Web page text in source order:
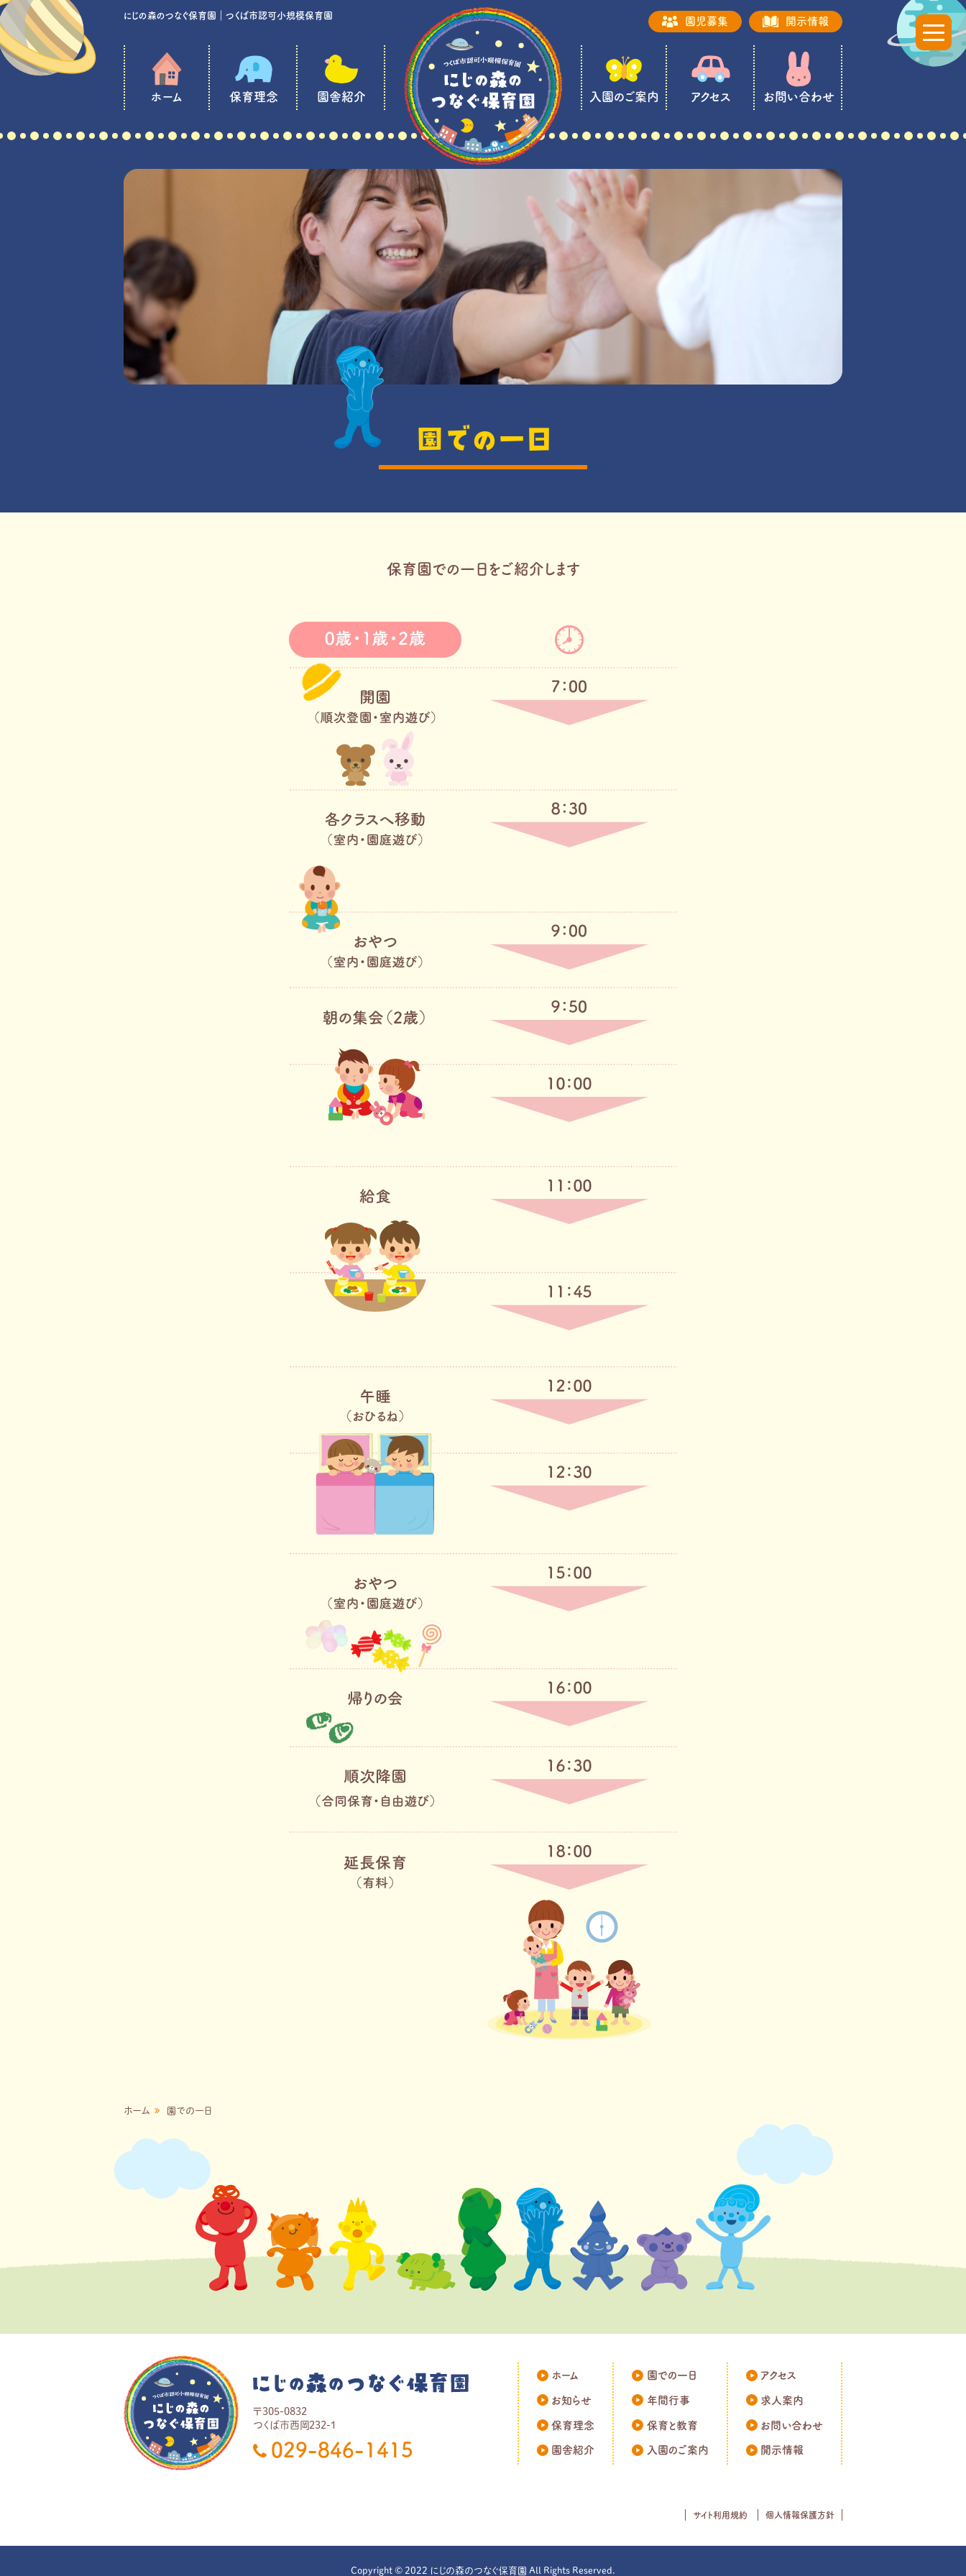
t
o
g
g
にじの森のつなぐ保育園｜つくば市認可小規模保育園
園児募集 開示情報
コ
ン
テ
ン
へ
キ
ホーム 保育理念 園舎紹介 入園のご案内 アクセス お問い合わせ
園での一日
保育園での一日をご紹介します
ホーム 園での一日
〒305-0832
つくば市西岡232-1
029-846-1415
ホーム
お知らせ
保育理念
園舎紹介
園での一日
年間行事
保育と教育
入園のご案内
アクセス
求人案内
お問い合わせ
開示情報
サイト利用規約 個人情報保護方針
Copyright © 2022 にじの森のつなぐ保育園 All Rights Reserved.